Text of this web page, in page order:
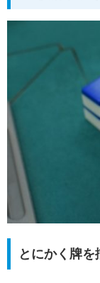
とにかく牌を